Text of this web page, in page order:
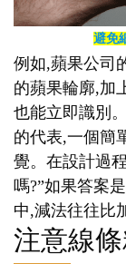
避免
例如,蘋果公司
的蘋果輪廓,加
也能立即識別
的代表,一個簡
覺。在設計過
嗎?”如果答案
中,減法往往比
注意線